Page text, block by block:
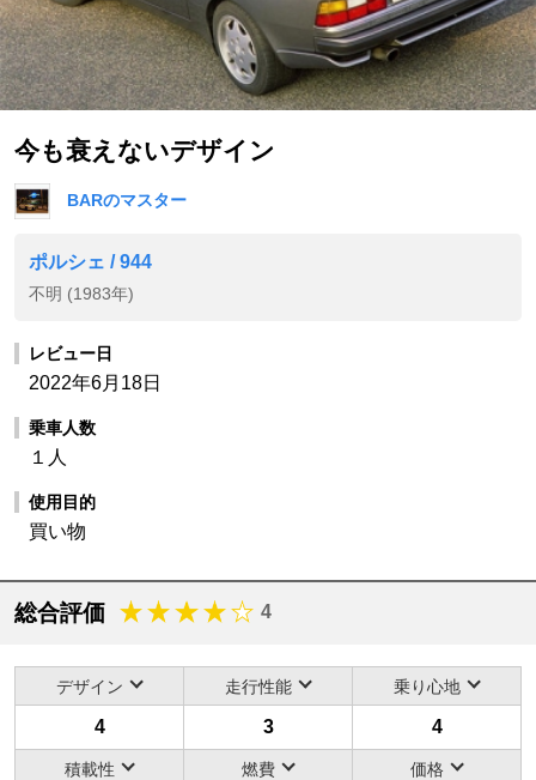
今も衰えないデザイン
BARのマスター
ポルシェ / 944
不明 (1983年)
レビュー日
2022年6月18日
乗車人数
１人
使用目的
買い物
総合評価 4
デザイン 走行性能 乗り心地
4 3 4
積載性 燃費 価格